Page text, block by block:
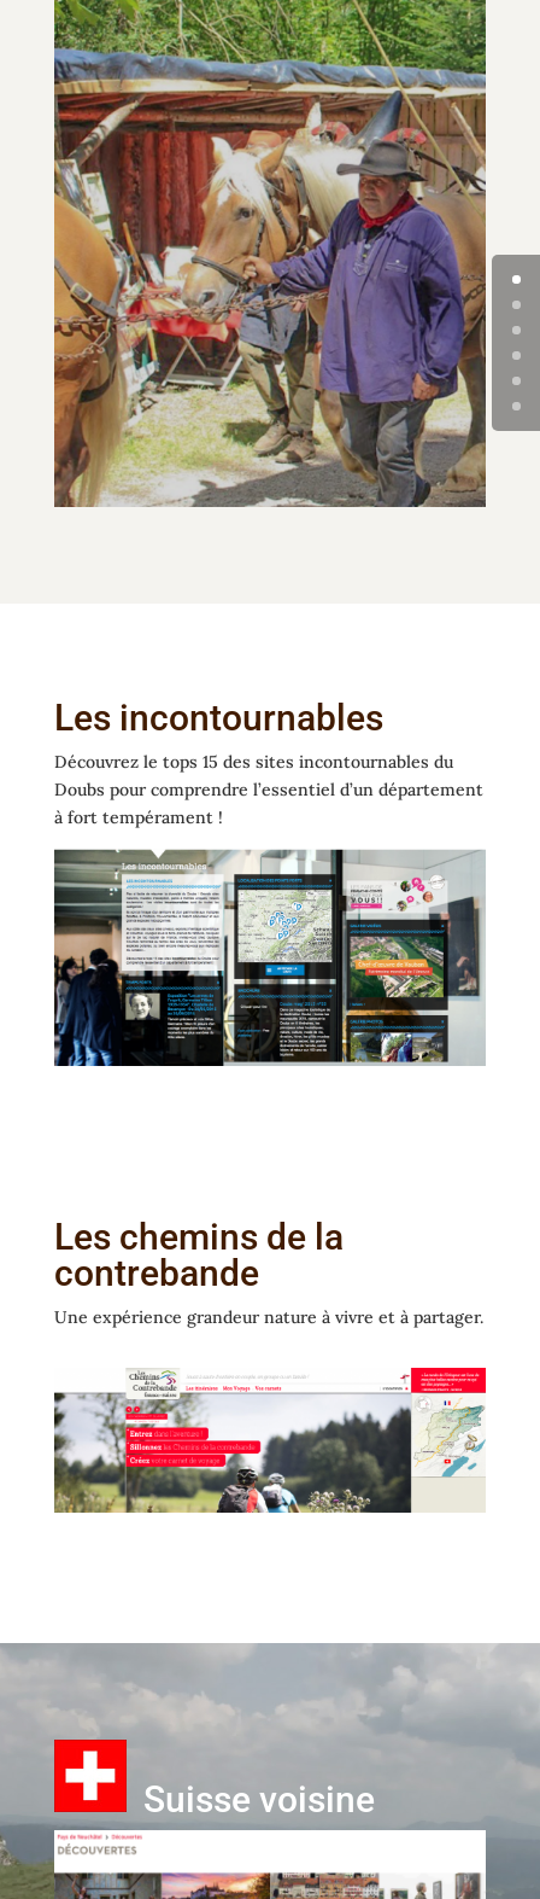
Les incontournables
Découvrez le tops 15 des sites incontournables du
Doubs pour comprendre l’essentiel d’un département
à fort tempérament !
Les chemins de la
contrebande
Une expérience grandeur nature à vivre et à partager.
Suisse voisine